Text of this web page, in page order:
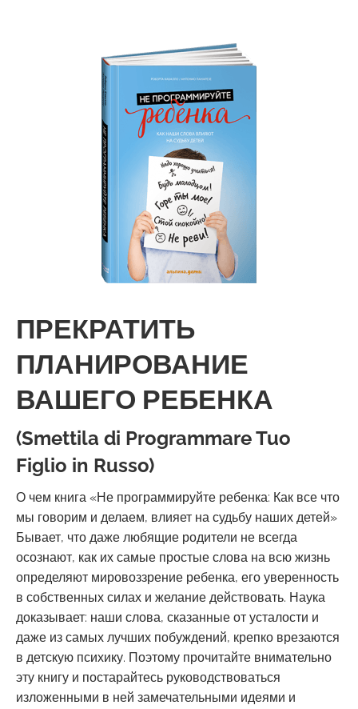
ПРЕКРАТИТЬ
ПЛАНИРОВАНИЕ
ВАШЕГО РЕБЕНКА
(Smettila di Programmare Tuo
Figlio in Russo)
О чем книга «Не программируйте ребенка: Как все что
мы говорим и делаем, влияет на судьбу наших детей»
Бывает, что даже любящие родители не всегда
осознают, как их самые простые слова на всю жизнь
определяют мировоззрение ребенка, его уверенность
в собственных силах и желание действовать. Наука
доказывает: наши слова, сказанные от усталости и
даже из самых лучших побуждений, крепко врезаются
в детскую психику. Поэтому прочитайте внимательно
эту книгу и постарайтесь руководствоваться
изложенными в ней замечательными идеями и